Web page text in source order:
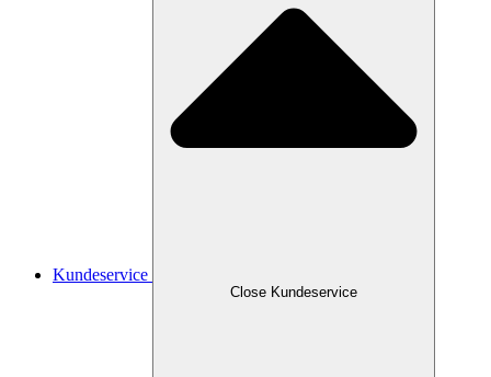
Kundeservice
Close Kundeservice